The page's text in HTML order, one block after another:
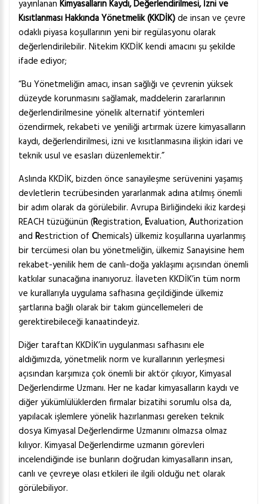
yayınlanan Kimyasalların Kaydı, Değerlendirilmesi, İzni ve
Kısıtlanması Hakkında Yönetmelik (KKDİK)de insan ve çevre
odaklı piyasa koşullarının yeni bir regülasyonu olarak
değerlendirilebilir. Nitekim KKDİK kendi amacını şu şekilde
ifade ediyor;
“Bu Yönetmeliğin amacı, insan sağlığı ve çevrenin yüksek
düzeyde korunmasını sağlamak, maddelerin zararlarının
değerlendirilmesine yönelik alternatif yöntemleri
özendirmek, rekabeti ve yeniliği artırmak üzere kimyasalların
kaydı, değerlendirilmesi, izni ve kısıtlanmasına ilişkin idari ve
teknik usul ve esasları düzenlemektir.”
Aslında KKDİK, bizden önce sanayileşme serüvenini yaşamış
devletlerin tecrübesinden yararlanmak adına atılmış önemli
bir adım olarak da görülebilir. Avrupa Birliğindeki ikiz kardeşi
REACH tüzüğünün (Registration,Evaluation,Authorization
and Restriction of Chemicals) ülkemiz koşullarına uyarlanmış
bir tercümesi olan bu yönetmeliğin, ülkemiz Sanayisine hem
rekabet-yenilik hem de canlı-doğa yaklaşımı açısından önemli
katkılar sunacağına inanıyoruz. İlaveten KKDİK’in tüm norm
ve kurallarıyla uygulama safhasına geçildiğinde ülkemiz
şartlarına bağlı olarak bir takım güncellemeleri de
gerektirebileceği kanaatindeyiz.
Diğer taraftan KKDİK’in uygulanması safhasını ele
aldığımızda, yönetmelik norm ve kurallarının yerleşmesi
açısından karşımıza çok önemli bir aktör çıkıyor, Kimyasal
Değerlendirme Uzmanı. Her ne kadar kimyasalların kaydı ve
diğer yükümlülüklerden firmalar bizatihi sorumlu olsa da,
yapılacak işlemlere yönelik hazırlanması gereken teknik
dosya Kimyasal Değerlendirme Uzmanını olmazsa olmaz
kılıyor. Kimyasal Değerlendirme uzmanın görevleri
incelendiğinde ise bunların doğrudan kimyasalların insan,
canlı ve çevreye olası etkileri ile ilgili olduğu net olarak
görülebiliyor.